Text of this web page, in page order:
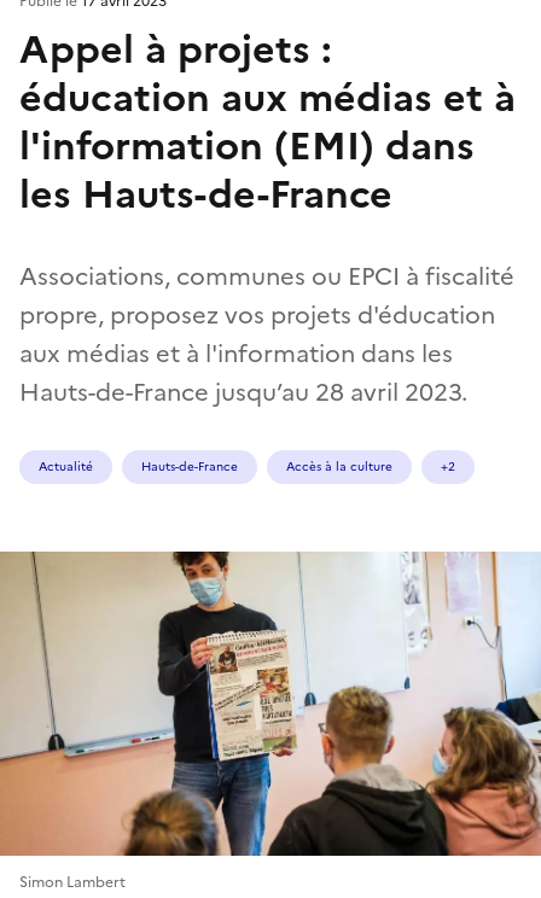
Appel à projets :
éducation aux médias et à
l'information (EMI) dans
les Hauts-de-France
Associations, communes ou EPCI à fiscalité
propre, proposez vos projets d'éducation
aux médias et à l'information dans les
Hauts-de-France jusqu’au 28 avril 2023.
Actualité Hauts-de-France Accès à la culture +2
Simon Lambert